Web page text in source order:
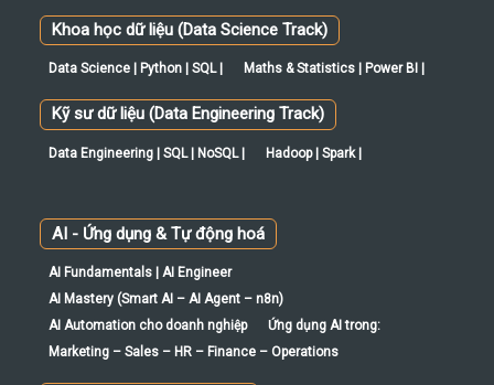
Khoa học dữ liệu (Data Science Track)
AI Fundamentals | AI Engineer
AI Mastery (Smart AI – AI Agent – n8n)
AI Automation cho doanh nghiệp
Ứng dụng AI trong: